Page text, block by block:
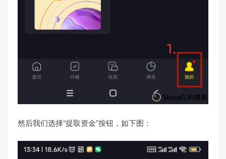
然后我们选择“提取资金”按钮，如下图：